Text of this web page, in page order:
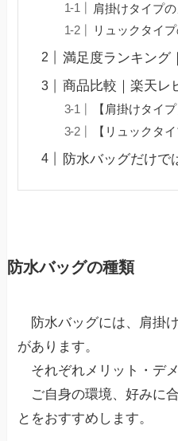
肩掛けタイプ
リュックタイ
満足度ランキング
商品比較｜楽天レ
【肩掛けタイ
【リュックタ
防水バッグだけで
防水バッグの種類
防水バッグには、肩掛
があります。
それぞれメリット・デ
ご自身の環境、好みに
とをおすすめします。